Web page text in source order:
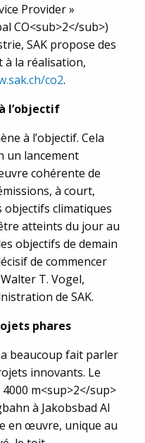
Provider »
CO<sub>2</sub>)
SAK propose des
à la réalisation,
co2.
l’objectif
à l’objectif. Cela
un lancement
cohérente de
à court,
objectifs climatiques
atteints du jour au
objectifs de demain
de commencer
T. Vogel,
de SAK.
phares
a beaucoup fait parler
innovants. Le
m<sup>2</sup>
à Jakobsbad AI
en œuvre, unique au